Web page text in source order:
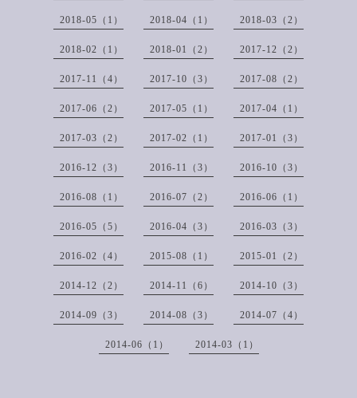
2018-05（1） 2018-04（1） 2018-03（2）
2018-02（1） 2018-01（2） 2017-12（2）
2017-11（4） 2017-10（3） 2017-08（2）
2017-06（2） 2017-05（1） 2017-04（1）
2017-03（2） 2017-02（1） 2017-01（3）
2016-12（3） 2016-11（3） 2016-10（3）
2016-08（1） 2016-07（2） 2016-06（1）
2016-05（5） 2016-04（3） 2016-03（3）
2016-02（4） 2015-08（1） 2015-01（2）
2014-12（2） 2014-11（6） 2014-10（3）
2014-09（3） 2014-08（3） 2014-07（4）
2014-06（1） 2014-03（1）